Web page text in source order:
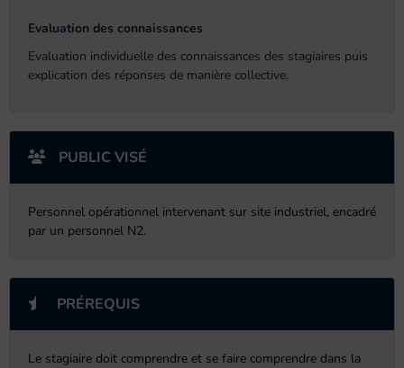
Evaluation des connaissances
Evaluation individuelle des connaissances des stagiaires puis
explication des réponses de manière collective.
PUBLIC VISÉ
Personnel opérationnel intervenant sur site industriel, encadré
par un personnel N2.
PRÉREQUIS
Le stagiaire doit comprendre et se faire comprendre dans la